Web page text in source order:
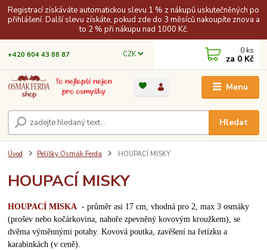
Registrací získáváte automatickou slevu 1 % z nákupů uskutečněných po
přihlášení. Další slevu získáte, pokud zde do 3 měsíců nakoupíte znova a
to 2 % při nákupu nad 1000 Kč.
Menu
CZK
Hledat
+420 604 43 88 87 0 ks
za 0 Kč
Úvod Pelíšky Osmák Ferda HOUPACÍ MISKY
HOUPACÍ MISKY
HOUPACÍ MISKA - průměr asi 17 cm, vhodná pro 2, max 3 osmáky
(prošev nebo kočárkovina, nahoře zpevněný kovovým kroužkem), se
dvěma výměnnými potahy. Kovová poutka, zavěšení na řetízku a
karabinkách (v ceně).